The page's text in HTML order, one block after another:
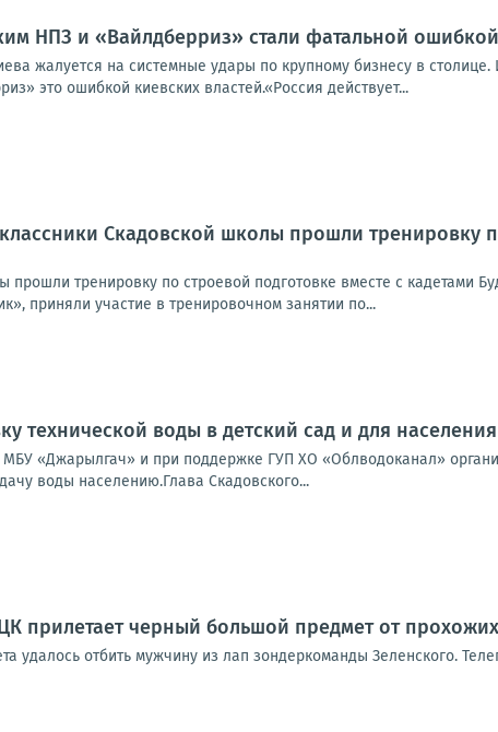
НПЗ и «Вайлдберриз» стали фатальной
жалуется на системные удары по крупному бизнесу в
это ошибкой киевских властей.«Россия действует...
Скадовской школы прошли тренировку
прошли тренировку по строевой подготовке вместе с кадетами
приняли участие в тренировочном занятии по...
технической воды в детский сад и для населения
«Джарылгач» и при поддержке ГУП ХО «Облводоканал»
воды населению.Глава Скадовского...
прилетает черный большой предмет от
удалось отбить мужчину из лап зондеркоманды Зеленского.